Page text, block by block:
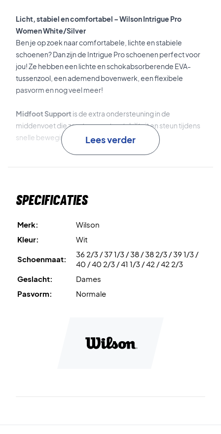
Licht, stabiel en comfortabel – Wilson Intrigue Pro
Women White/Silver
Ben je op zoek naar comfortabele, lichte en stabiele
schoenen? Dan zijn de Intrigue Pro schoenen perfect voor
jou! Ze hebben een lichte en schokabsorberende EVA-
tussenzool, een ademend bovenwerk, een flexibele
pasvorm en nog veel meer!
Midfoot Support is de extra ondersteuning in de
middenvoet die zorgt voor extra stabiliteit en steun tijdens
snelle bewegingen.
Tenslotte is dit een allcourt-model, waardoor ze perfect zijn
Wilson damesschoenen vandaag nog!
Kleur:
Wit en zilver.
Lees verder
Specificaties
Merk:
Wilson
Kleur:
Wit
Schoenmaat:
36 2/3 / 37 1/3 / 38 / 38 2/3 / 39 1/3 /
40 / 40 2/3 / 41 1/3 / 42 / 42 2/3
Geslacht:
Dames
Pasvorm:
Normale